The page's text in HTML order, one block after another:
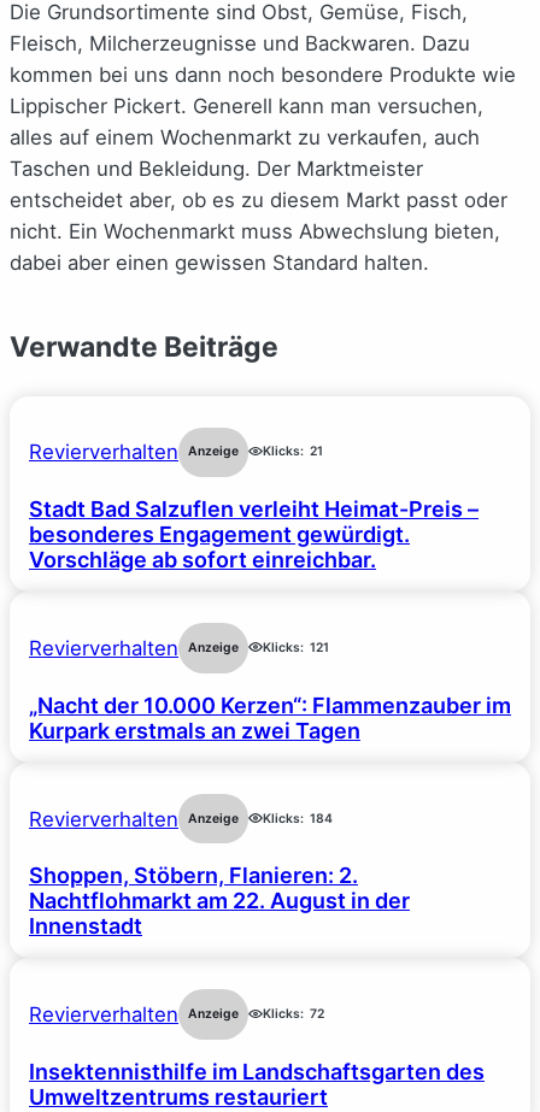
Die Grundsortimente sind Obst, Gemüse, Fisch,
Fleisch, Milcherzeugnisse und Backwaren. Dazu
kommen bei uns dann noch besondere Produkte wie
Lippischer Pickert. Generell kann man versuchen,
alles auf einem Wochenmarkt zu verkaufen, auch
Taschen und Bekleidung. Der Marktmeister
entscheidet aber, ob es zu diesem Markt passt oder
nicht. Ein Wochenmarkt muss Abwechslung bieten,
dabei aber einen gewissen Standard halten.
Verwandte Beiträge
Revierverhalten Anzeige Klicks: 21
Stadt Bad Salzuflen verleiht Heimat-Preis –
besonderes Engagement gewürdigt.
Vorschläge ab sofort einreichbar.
Revierverhalten Anzeige Klicks: 121
„Nacht der 10.000 Kerzen“: Flammenzauber im
Kurpark erstmals an zwei Tagen
Revierverhalten Anzeige Klicks: 184
Shoppen, Stöbern, Flanieren: 2.
Nachtflohmarkt am 22. August in der
Innenstadt
Revierverhalten Anzeige Klicks: 72
Insektennisthilfe im Landschaftsgarten des
Umweltzentrums restauriert